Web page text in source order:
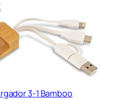
3-1 Bamboo